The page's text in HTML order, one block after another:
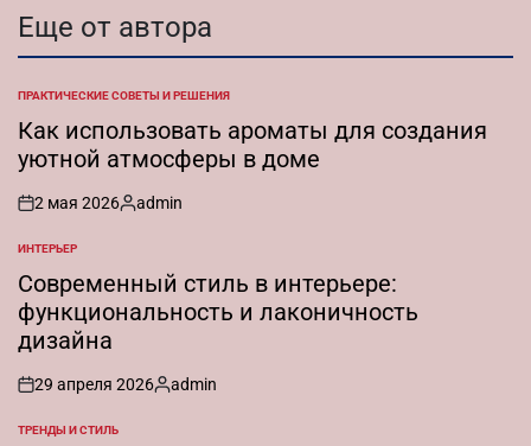
Еще от автора
ОПУБЛИКОВАНО
В
ПРАКТИЧЕСКИЕ СОВЕТЫ И РЕШЕНИЯ
Как использовать ароматы для создания
уютной атмосферы в доме
on
2 мая 2026
Запись
admin
ОПУБЛИКОВАНО
В
ИНТЕРЬЕР
Современный стиль в интерьере:
функциональность и лаконичность
дизайна
on
29 апреля 2026
Запись
admin
ОПУБЛИКОВАНО
ТРЕНДЫ И СТИЛЬ